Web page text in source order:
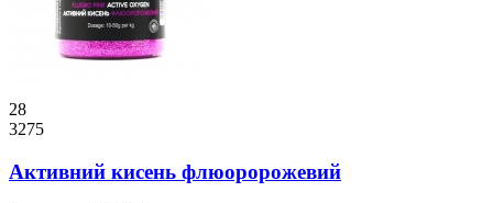
28
3275
Активний кисень флюоророжевий